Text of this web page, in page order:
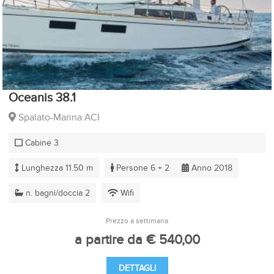
Oceanis 38.1
Spalato-Marina ACI
Cabine 3
Lunghezza 11.50 m Persone 6 + 2 Anno 2018
n. bagni/doccia 2 Wifi
Prezzo a settimana
a partire da € 540,00
DETTAGLI